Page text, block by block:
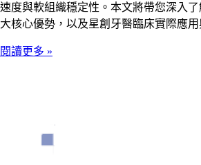
速度與軟組織穩定性。本文將帶您深入了
大核心優勢，以及星創牙醫臨床實際應用
閱讀更多 »